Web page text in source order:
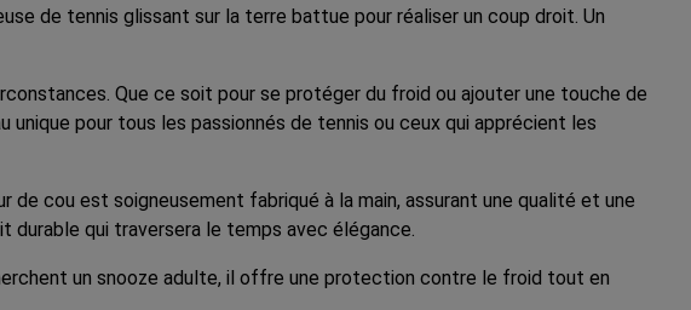
de tennis glissant sur la terre battue pour réaliser un coup droit. Un
Que ce soit pour se protéger du froid ou ajouter une touche de
pour tous les passionnés de tennis ou ceux qui apprécient les
de cou est soigneusement fabriqué à la main, assurant une qualité et une
qui traversera le temps avec élégance.
un snooze adulte, il offre une protection contre le froid tout en